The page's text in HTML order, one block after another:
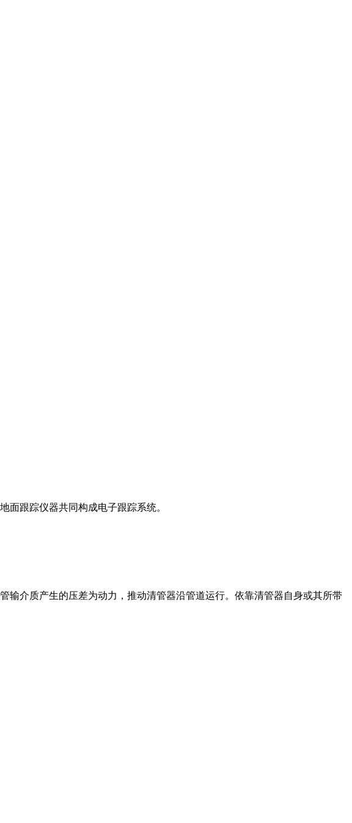
面跟踪仪器共同构成电子跟踪系统。
输介质产生的压差为动力，推动清管器沿管道运行。依靠清管器自身或其所带